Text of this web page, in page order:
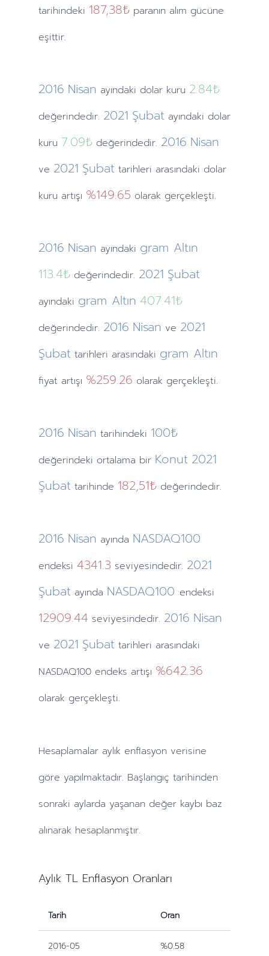
tarihindeki 187,38₺ paranın alım gücüne
eşittir.
2016 Nisan ayındaki dolar kuru 2.84₺
değerindedir. 2021 Şubat ayındaki dolar
kuru 7.09₺değerindedir. 2016 Nisan
ve 2021 Şubat tarihleri arasındaki dolar
kuru artışı %149.65 olarak gerçekleşti.
2016 Nisan ayındaki gram Altın
113.4₺değerindedir. 2021 Şubat
ayındaki gram Altın 407.41₺
değerindedir. 2016 Nisan ve 2021
Şubat tarihleri arasındaki gram Altın
fiyat artışı %259.26 olarak gerçekleşti.
2016 Nisan tarihindeki 100₺
değerindeki ortalama bir Konut 2021
Şubat tarihinde 182,51₺ değerindedir.
2016 Nisan ayında NASDAQ100
endeksi 4341.3 seviyesindedir. 2021
Şubat ayında NASDAQ100 endeksi
12909.44 seviyesindedir. 2016 Nisan
ve 2021 Şubat tarihleri arasındaki
NASDAQ100 endeks artışı %642.36
olarak gerçekleşti.
Hesaplamalar aylık enflasyon verisine
göre yapılmaktadır. Başlangıç tarihinden
sonraki aylarda yaşanan değer kaybı baz
alınarak hesaplanmıştır.
Aylık TL Enflasyon Oranları
Tarih Oran
2016-05 %0.58